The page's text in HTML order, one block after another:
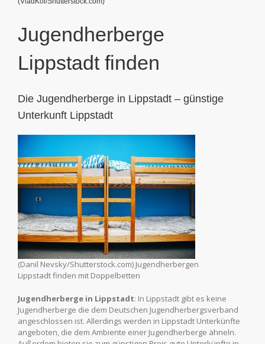
Jugendherberge
Lippstadt finden
Die Jugendherberge in Lippstadt – günstige
Unterkunft Lippstadt
(Danil Nevsky/Shutterstock.com) Jugendherbergen
Lippstadt finden mit Doppelbetten
Jugendherberge in Lippstadt: In Lippstadt gibt es keine
Jugendherberge die dem Deutschen Jugendherbergsverband
angeschlossen ist. Allerdings werden in Lippstadt Unterkünfte
angeboten, die dem Ambiente einer Jugendherberge ähneln.